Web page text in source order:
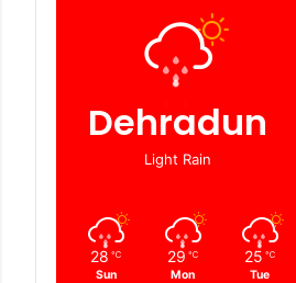
Dehradun
Light Rain
28 ℃
Sun
29 ℃
Mon
25 ℃
Tue